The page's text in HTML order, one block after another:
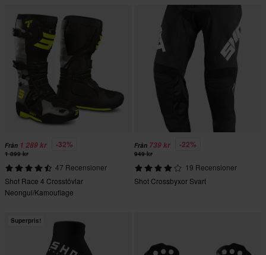
Från 1 289 kr -32%
1 899 kr
47 Recensioner
Shot Race 4 Crosstövlar
Neongul/Kamouflage
Från 739 kr -22%
949 kr
19 Recensioner
Shot Crossbyxor Svart
Superpris!